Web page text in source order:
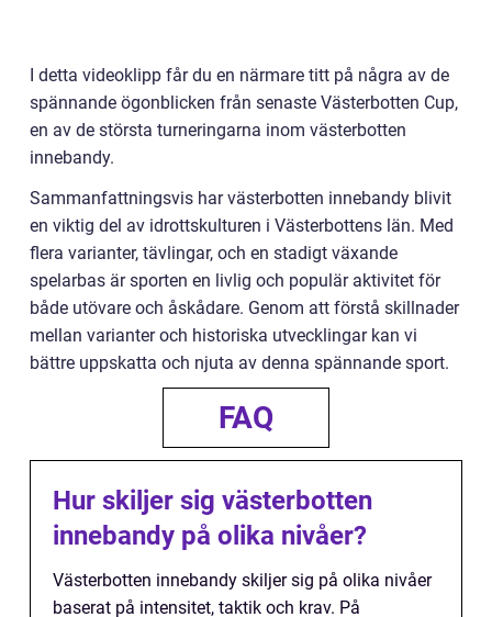
I detta videoklipp får du en närmare titt på några av de
spännande ögonblicken från senaste Västerbotten Cup,
en av de största turneringarna inom västerbotten
innebandy.
Sammanfattningsvis har västerbotten innebandy blivit
en viktig del av idrottskulturen i Västerbottens län. Med
flera varianter, tävlingar, och en stadigt växande
spelarbas är sporten en livlig och populär aktivitet för
både utövare och åskådare. Genom att förstå skillnader
mellan varianter och historiska utvecklingar kan vi
bättre uppskatta och njuta av denna spännande sport.
FAQ
Hur skiljer sig västerbotten
innebandy på olika nivåer?
Västerbotten innebandy skiljer sig på olika nivåer
baserat på intensitet, taktik och krav. På